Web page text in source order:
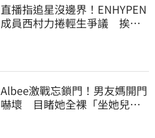
直播指追星沒邊界！ENHYPEN
成員西村力捲輕生爭議 挨
Albee激戰忘鎖門！男友媽開門
嚇壞 目睹她全裸「坐她兒子